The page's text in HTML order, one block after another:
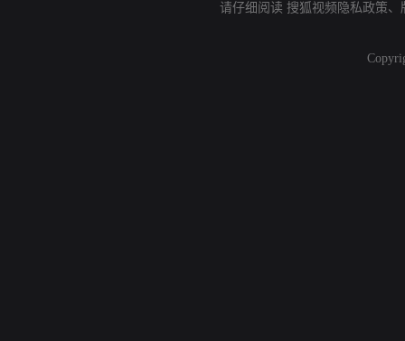
请仔细阅读 搜狐视频隐私政策、